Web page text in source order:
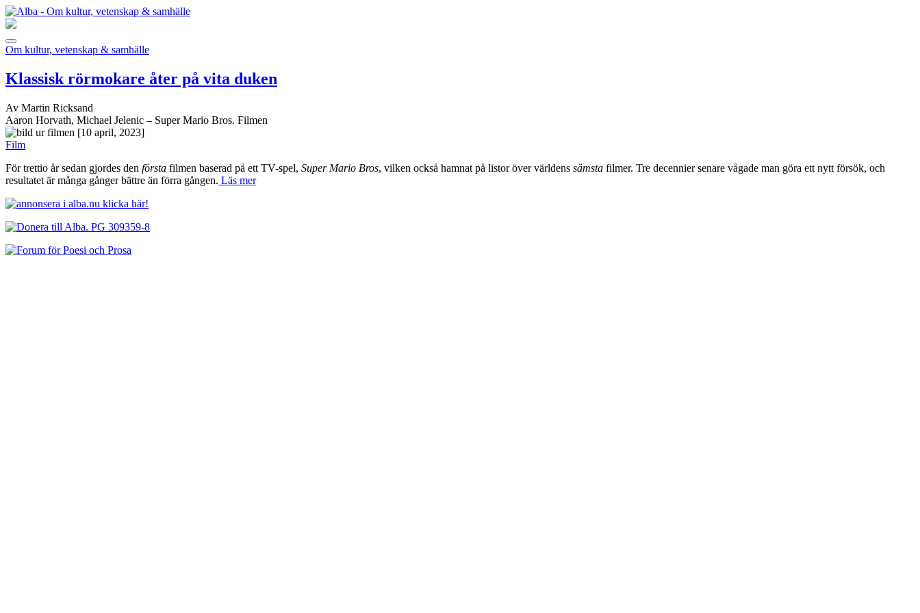
Om kultur, vetenskap & samhälle
Klassisk rörmokare åter på vita duken
Av Martin Ricksand
Aaron Horvath, Michael Jelenic – Super Mario Bros. Filmen
[10 april, 2023]
Film
För trettio år sedan gjordes den första filmen baserad på ett TV-spel, Super Mario Bros, vilken också hamnat på listor över världens sämsta filmer. Tre decennier senare vågade man göra ett nytt försök, och
resultatet är många gånger bättre än förra gången. Läs mer